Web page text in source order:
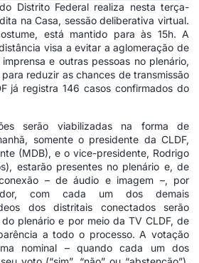
Distrito Federal realiza nesta terça-
na Casa, sessão deliberativa virtual.
está mantido para às 15h. A
visa a evitar a aglomeração de
e outras pessoas no plenário,
reduzir as chances de transmissão
já registra 146 casos confirmados do
serão viabilizadas na forma de
somente o presidente da CLDF,
(MDB), e o vice-presidente, Rodrigo
estarão presentes no plenário e, de
– de áudio e imagem –, por
com cada um dos demais
dos distritais conectados serão
plenário e por meio da TV CLDF, de
a todo o processo. A votação
nominal – quando cada um dos